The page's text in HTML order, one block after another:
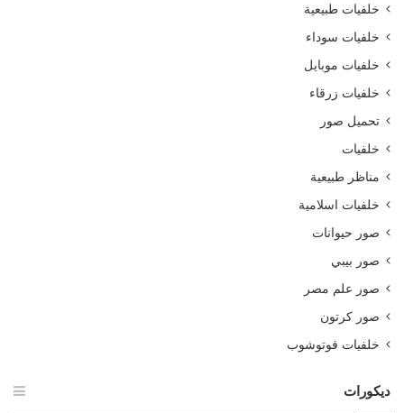
خلفيات طبيعية
خلفيات سوداء
خلفيات موبايل
خلفيات زرقاء
تحميل صور
خلفيات
مناظر طبيعية
خلفيات اسلامية
صور حيوانات
صور بيبي
صور علم مصر
صور كرتون
خلفيات فوتوشوب
ديكورات